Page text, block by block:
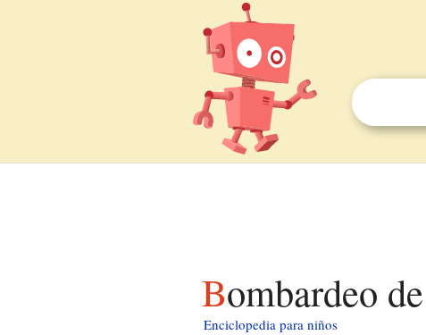
Bombardeo
Enciclopedia para niños